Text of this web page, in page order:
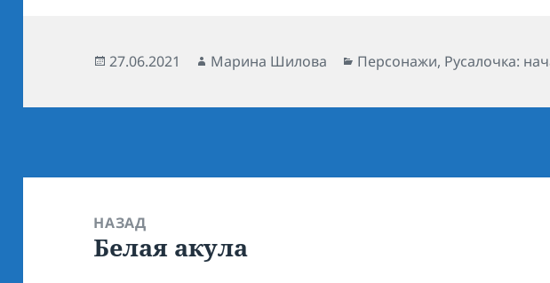
Опубликовано
27.06.2021 Автор
Марина Шилова Рубрики
Персонажи, Русалочка:
записям
НАЗАД
Предыдущая
Белая акула